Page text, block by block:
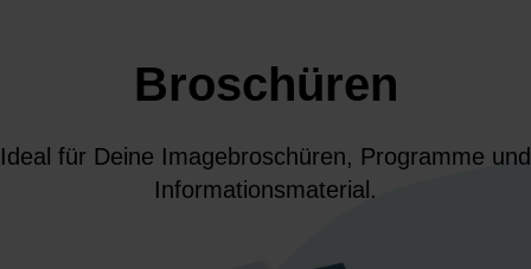
Broschüren
Ideal für Deine Imagebroschüren, Programme und
Informationsmaterial.